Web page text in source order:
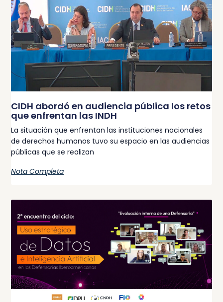
CIDH abordó en audiencia pública los retos
que enfrentan las INDH
La situación que enfrentan las instituciones nacionales
de derechos humanos tuvo su espacio en las audiencias
públicas que se realizan
Nota Completa